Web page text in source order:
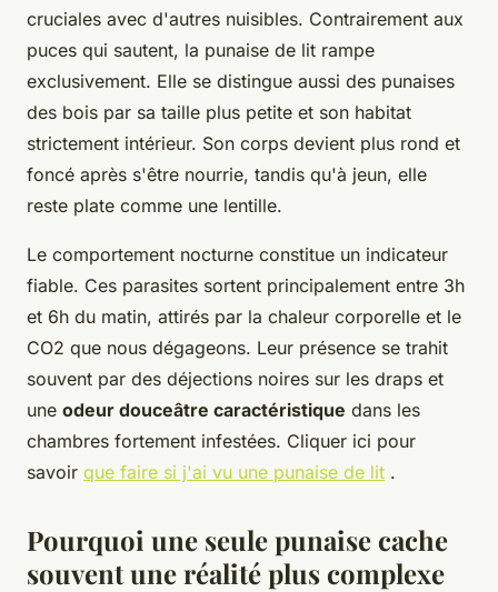
cruciales avec d'autres nuisibles. Contrairement aux
puces qui sautent, la punaise de lit rampe
exclusivement. Elle se distingue aussi des punaises
des bois par sa taille plus petite et son habitat
strictement intérieur. Son corps devient plus rond et
foncé après s'être nourrie, tandis qu'à jeun, elle
reste plate comme une lentille.
Le comportement nocturne constitue un indicateur
fiable. Ces parasites sortent principalement entre 3h
et 6h du matin, attirés par la chaleur corporelle et le
CO2 que nous dégageons. Leur présence se trahit
souvent par des déjections noires sur les draps et
une odeur douceâtre caractéristique dans les
chambres fortement infestées. Cliquer ici pour
savoir que faire si j'ai vu une punaise de lit .
Pourquoi une seule punaise cache
souvent une réalité plus complexe